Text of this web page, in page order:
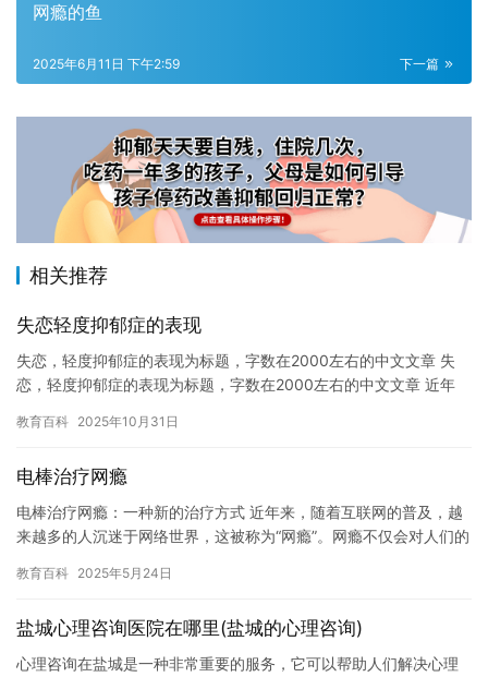
网瘾的鱼
下一篇
2025年6月11日 下午2:59
相关推荐
失恋轻度抑郁症的表现
失恋，轻度抑郁症的表现为标题，字数在2000左右的中文文章 失
恋，轻度抑郁症的表现为标题，字数在2000左右的中文文章 近年
教育百科 2025年10月31日
电棒治疗网瘾
电棒治疗网瘾：一种新的治疗方式 近年来，随着互联网的普及，越
来越多的人沉迷于网络世界，这被称为“网瘾”。网瘾不仅会对人们的
教育百科 2025年5月24日
盐城心理咨询医院在哪里(盐城的心理咨询)
心理咨询在盐城是一种非常重要的服务，它可以帮助人们解决心理